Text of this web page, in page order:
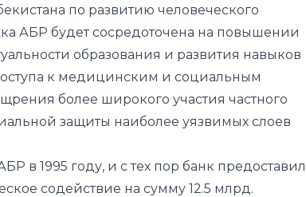
по развитию человеческого
АБР будет сосредоточена на повышении
образования и развития навыков
к медицинским и социальным
более широкого участия частного
защиты наиболее уязвимых слоев
в 1995 году, и с тех пор банк предоставил
содействие на сумму 12.5 млрд.